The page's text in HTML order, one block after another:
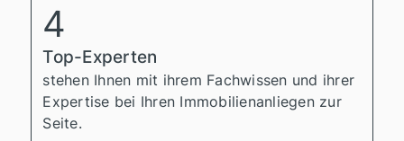
4
Top-Experten
stehen Ihnen mit ihrem Fachwissen und ihrer
Expertise bei Ihren Immobilienanliegen zur
Seite.